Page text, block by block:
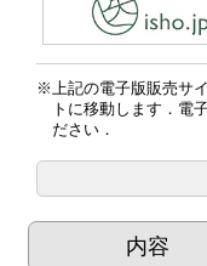
上記の電子版販売サ
トに移動します．電
ださい．
内容